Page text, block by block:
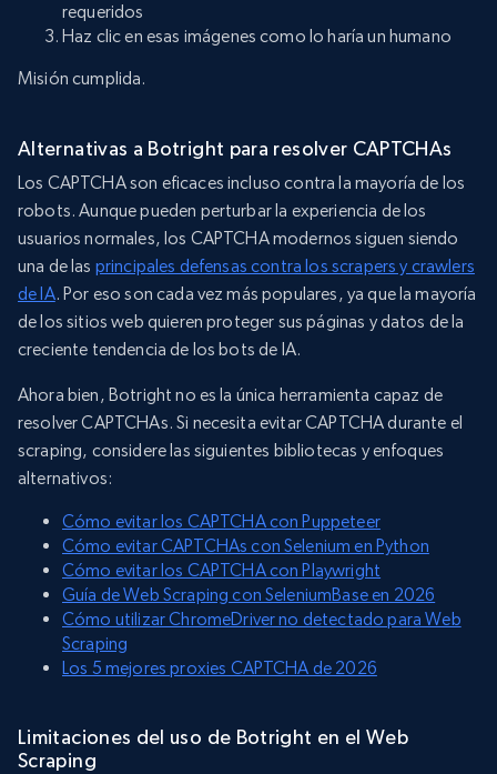
requeridos
Haz clic en esas imágenes como lo haría un humano
Misión cumplida.
Alternativas a Botright para resolver CAPTCHAs
Los CAPTCHA son eficaces incluso contra la mayoría de los
robots. Aunque pueden perturbar la experiencia de los
usuarios normales, los CAPTCHA modernos siguen siendo
una de las principales defensas contra los scrapers y crawlers
de IA. Por eso son cada vez más populares, ya que la mayoría
de los sitios web quieren proteger sus páginas y datos de la
creciente tendencia de los bots de IA.
Ahora bien, Botright no es la única herramienta capaz de
resolver CAPTCHAs. Si necesita evitar CAPTCHA durante el
scraping, considere las siguientes bibliotecas y enfoques
alternativos:
Cómo evitar los CAPTCHA con Puppeteer
Cómo evitar CAPTCHAs con Selenium en Python
Cómo evitar los CAPTCHA con Playwright
Guía de Web Scraping con SeleniumBase en 2026
Cómo utilizar ChromeDriver no detectado para Web
Scraping
Los 5 mejores proxies CAPTCHA de 2026
Limitaciones del uso de Botright en el Web
Scraping